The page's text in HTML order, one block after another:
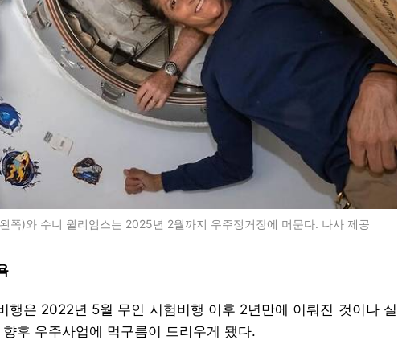
쪽)와 수니 윌리엄스는 2025년 2월까지 우주정거장에 머문다. 나사 제공
행은 2022년 5월 무인 시험비행 이후 2년만에 이뤄진 것이나 실
후 우주사업에 먹구름이 드리우게 됐다.